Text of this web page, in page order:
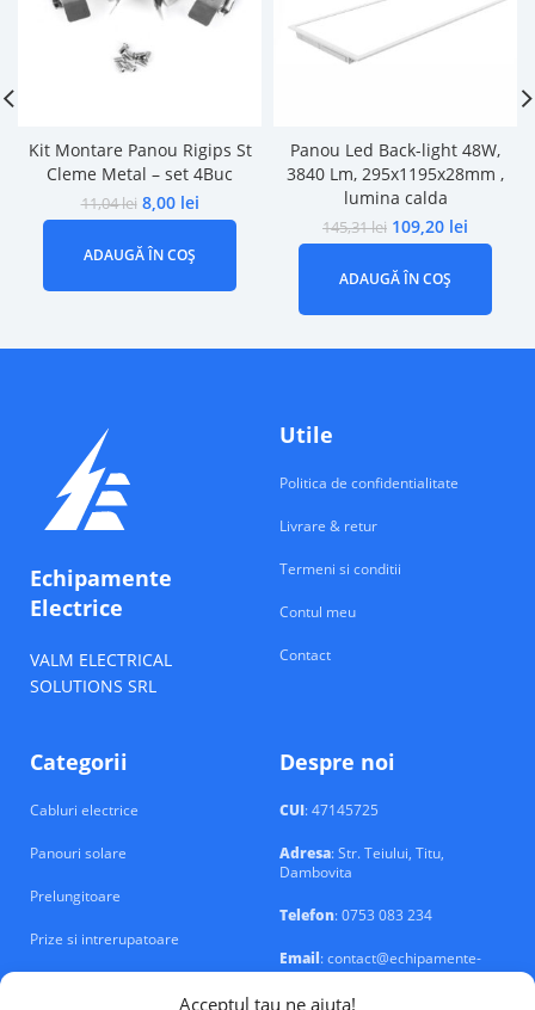
Acceptul tau ne ajuta!
Kit Montare Panou Rigips St
Cleme Metal – set 4Buc
11,04lei 8,00 lei
ADAUGĂ ÎN COȘ
Panou Led Back-light 48W,
3840 Lm, 295x1195x28mm ,
lumina calda
145,31lei 109,20 lei
ADAUGĂ ÎN COȘ
Echipamente
Electrice
VALM ELECTRICAL
SOLUTIONS SRL
Utile
Politica de confidentialitate
Livrare & retur
Termeni si conditii
Contul meu
Contact
Categorii
Cabluri electrice
Panouri solare
Prelungitoare
Prize si intrerupatoare
Despre noi
CUI: 47145725
Adresa: Str. Teiului, Titu,
Dambovita
Telefon: 0753 083 234
Email: contact@echipamente-
electrice.ro